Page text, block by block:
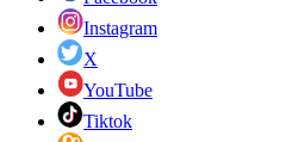
Instagram
X
YouTube
Tiktok